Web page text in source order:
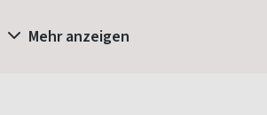
Mehr anzeigen